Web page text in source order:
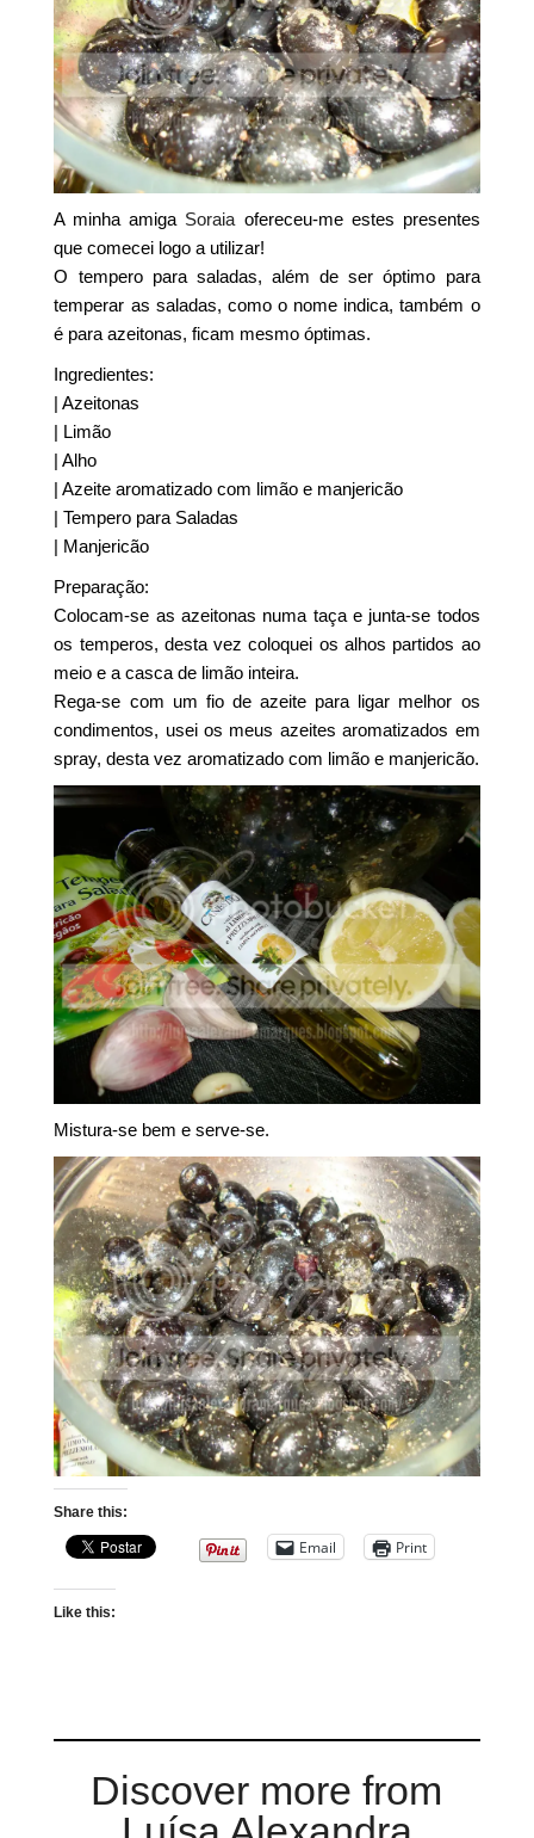
A minha amiga Soraia ofereceu-me estes presentes
que comecei logo a utilizar!
O tempero para saladas, além de ser óptimo para
temperar as saladas, como o nome indica, também o
é para azeitonas, ficam mesmo óptimas.
Ingredientes:
| Azeitonas
| Limão
| Alho
| Azeite aromatizado com limão e manjericão
| Tempero para Saladas
| Manjericão
Preparação:
Colocam-se as azeitonas numa taça e junta-se todos
os temperos, desta vez coloquei os alhos partidos ao
meio e a casca de limão inteira.
Rega-se com um fio de azeite para ligar melhor os
condimentos, usei os meus azeites aromatizados em
spray, desta vez aromatizado com limão e manjericão.
Mistura-se bem e serve-se.
Share this:
Email Print
Like this:
Discover more from